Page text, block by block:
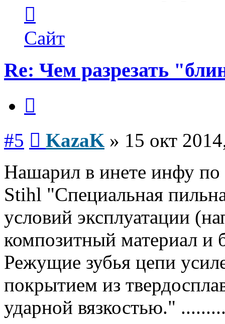
пользователя
KazaK
Сайт
Re: Чем разрезать
#5 KazaK » 15 окт
Нашарил в инете инфу
Stihl "Специальная
условий эксплуатации
композитный материал и
Режущие зубья цепи
покрытием из
ударной вязкостью."